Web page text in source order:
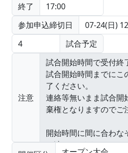
終了
17:00
参加申込締切日
07-24(日)
4
試合予定
注意